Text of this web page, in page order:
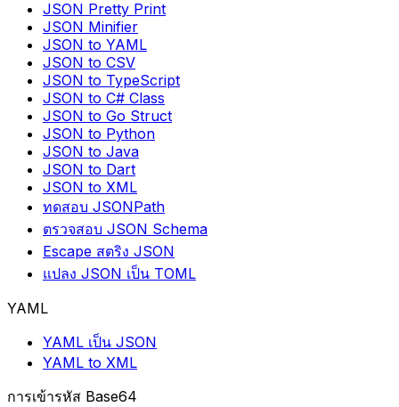
JSON Pretty Print
JSON Minifier
JSON to YAML
JSON to CSV
JSON to TypeScript
JSON to C# Class
JSON to Go Struct
JSON to Python
JSON to Java
JSON to Dart
JSON to XML
ทดสอบ JSONPath
ตรวจสอบ JSON Schema
Escape สตริง JSON
แปลง JSON เป็น TOML
YAML
YAML เป็น JSON
YAML to XML
การเข้ารหัส Base64